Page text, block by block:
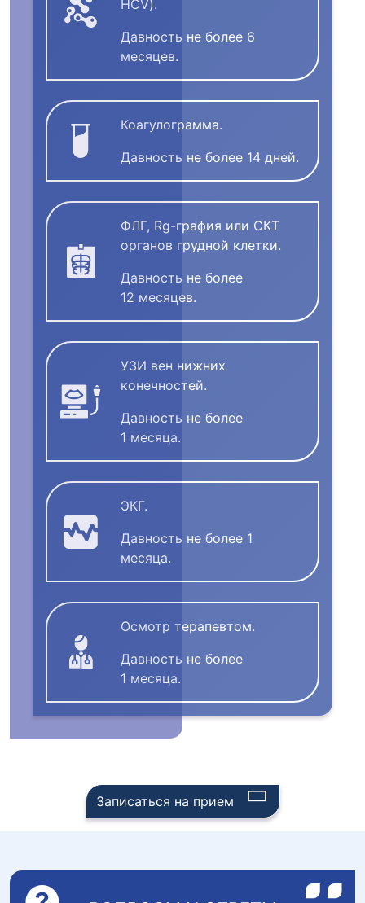
HCV).
Давность не более 6
месяцев.
Коагулограмма.
Давность не более 14 дней.
ФЛГ, Rg-графия или СКТ
органов грудной клетки.
Давность не более
12 месяцев.
УЗИ вен нижних
конечностей.
Давность не более
1 месяца.
ЭКГ.
Давность не более 1
месяца.
Осмотр терапевтом.
Давность не более
1 месяца.
Записаться на прием